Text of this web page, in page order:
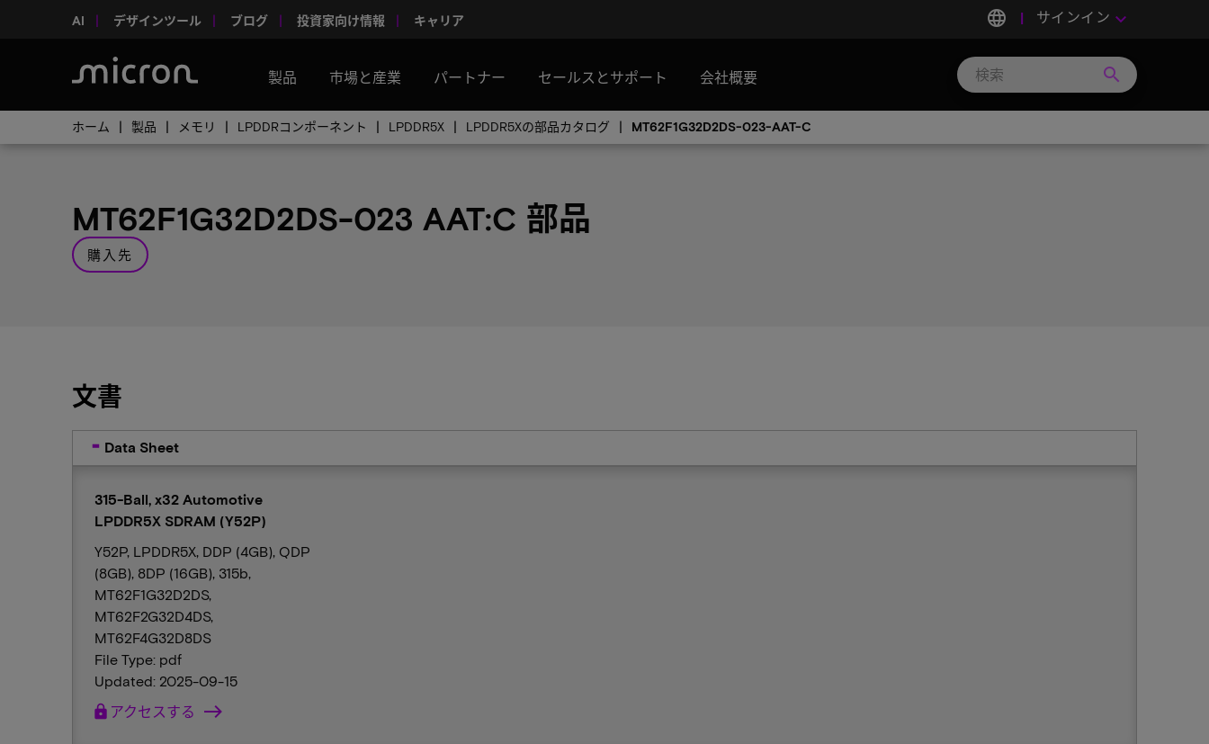
AI デザインツール ブログ 投資家向け情報 キャリア language サインイン keyboard_arrow_down
製品 市場と産業 パートナー セールスとサポート 会社概要 search
ホーム 製品 メモリ LPDDRコンポーネント LPDDR5X LPDDR5Xの部品カタログ MT62F1G32D2DS-023-AAT-C
MT62F1G32D2DS-023 AAT:C 部品
購入先
文書
Data Sheet
315-Ball, x32 Automotive
LPDDR5X SDRAM (Y52P)
Y52P, LPDDR5X, DDP (4GB), QDP
(8GB), 8DP (16GB), 315b,
MT62F1G32D2DS,
MT62F2G32D4DS,
MT62F4G32D8DS
File Type: pdf
Updated: 2025-09-15
lock アクセスする